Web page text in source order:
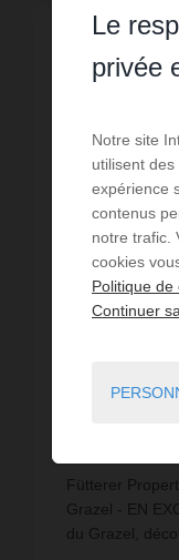
4 057,38 €
Fütterer
Grazel - EN
du Grazel,
Le
privée
Notre site
utilisent
expérience
contenus
notre trafic.
cookies
Politique de
Continuer